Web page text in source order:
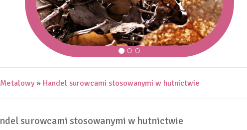
Metalowy» Handel surowcami stosowanymi w hutnictwie
surowcami stosowanymi w hutnictwie